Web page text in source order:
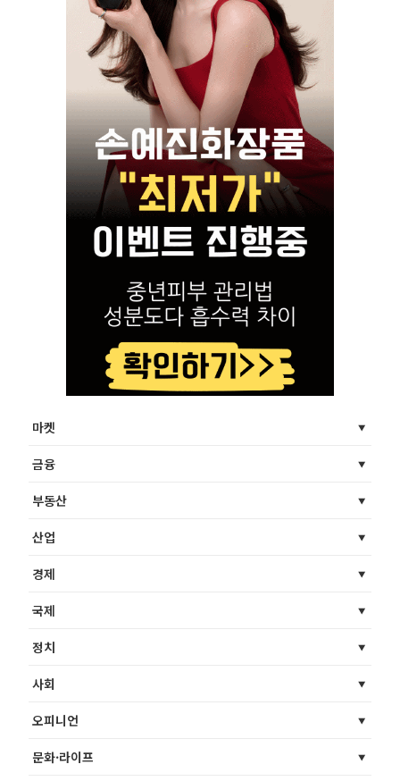
마켓
금융
부동산
산업
경제
국제
정치
사회
오피니언
문화·라이프